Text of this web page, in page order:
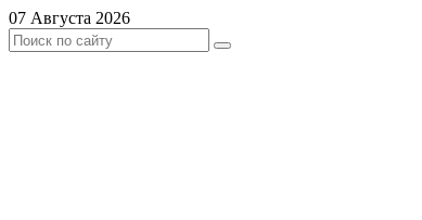
07 Августа 2026